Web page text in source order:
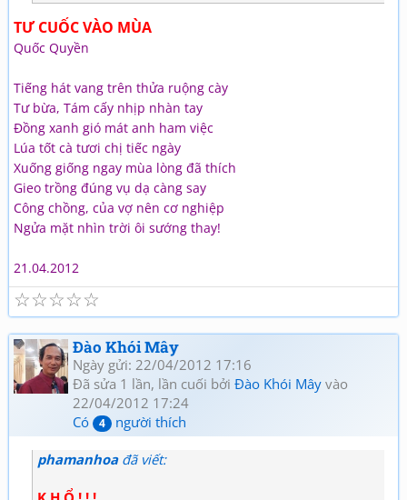
TƯ CUỐC VÀO MÙA
Quốc Quyền
Tiếng hát vang trên thửa ruộng cày
Tư bừa, Tám cấy nhịp nhàn tay
Đồng xanh gió mát anh ham việc
Lúa tốt cà tươi chị tiếc ngày
Xuống giống ngay mùa lòng đã thích
Gieo trồng đúng vụ dạ càng say
Công chồng, của vợ nên cơ nghiệp
Ngửa mặt nhìn trời ôi sướng thay!
21.04.2012
☆
☆
☆
☆
☆
Đào Khói Mây
Ngày gửi: 22/04/2012 17:16
Đã sửa 1 lần, lần cuối bởi Đào Khói Mây vào
22/04/2012 17:24
Có
4 người thích
phamanhoađã viết: